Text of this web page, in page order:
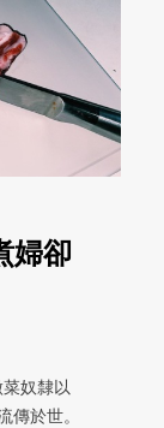
婦卻
奴隸以
傳於世。